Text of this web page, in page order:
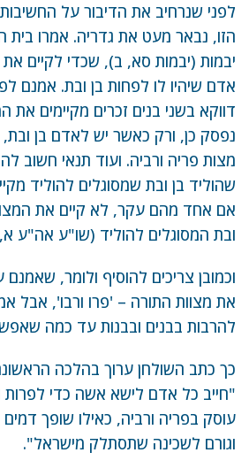
לפני שנרחיב את הדיבור על
הזו, נבאר מעט את גדריה. אמרו
יבמות (יבמות סא, ב), שכדי לקיים את
אדם שיהיו לו לפחות בן ובת. אמנם
דווקא בשני בנים זכרים מקיימים
נפסק כן, ורק כאשר יש לאדם בן ובת,
מצות פריה ורביה. ועוד תנאי חשוב
שהוליד בן ובת שמסוגלים להוליד
אם אחד מהם עקר, לא קיים את
ובת המסוגלים להוליד (שו"ע אה"ע
וכמובן צריכים להוסיף ולומר, שאמנם
את מצוות התורה – 'פרו ורבו', אבל
להרבות בבנים ובבנות עד כמה
כך כתב השולחן ערוך בהלכה
"חייב כל אדם לישא אשה כדי לפרות
עוסק בפריה ורביה, כאילו שופך
וגורם לשכינה שתסתלק מישראל".